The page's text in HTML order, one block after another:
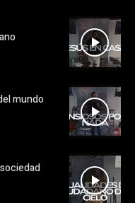
mundo